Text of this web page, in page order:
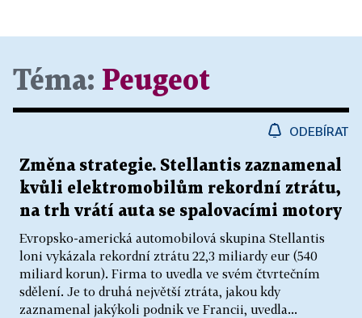
Téma: Peugeot
ODEBÍRAT
Změna strategie. Stellantis zaznamenal
kvůli elektromobilům rekordní ztrátu,
na trh vrátí auta se spalovacími motory
Evropsko-americká automobilová skupina Stellantis
loni vykázala rekordní ztrátu 22,3 miliardy eur (540
miliard korun). Firma to uvedla ve svém čtvrtečním
sdělení. Je to druhá největší ztráta, jakou kdy
zaznamenal jakýkoli podnik ve Francii, uvedla...